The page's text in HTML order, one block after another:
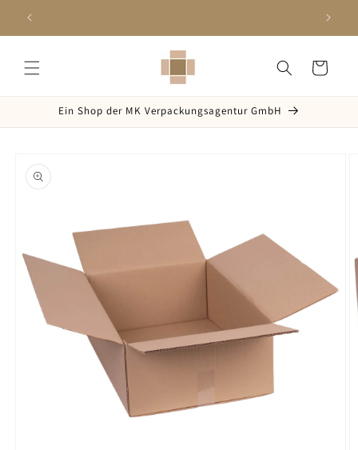
zum
Inhalt
Warenkorb
Ein Shop der MK Verpackungsagentur GmbH